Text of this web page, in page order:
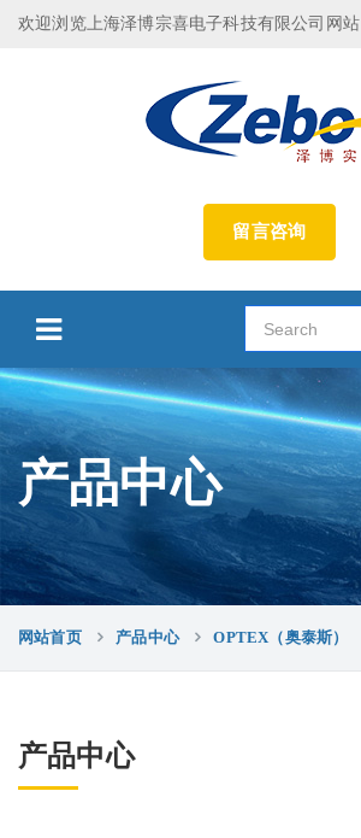
欢迎浏览上海泽博宗喜电子科技有限公司网站
留言咨询
产品中心
网站首页 产品中心 OPTEX（奥泰斯）
产品中心